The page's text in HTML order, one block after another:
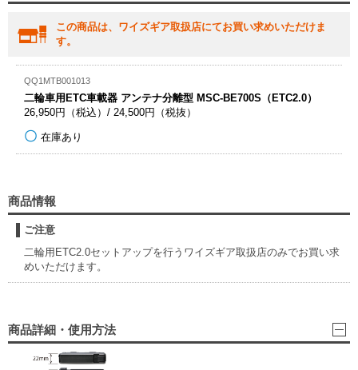
この商品は、ワイズギア取扱店にてお買い求めいただけま
す。
QQ1MTB001013
二輪車用ETC車載器 アンテナ分離型 MSC-BE700S（ETC2.0）
26,950円（税込）/ 24,500円（税抜）
在庫あり
商品情報
ご注意
二輪用ETC2.0セットアップを行うワイズギア取扱店のみでお買い求
めいただけます。
商品詳細・使用方法